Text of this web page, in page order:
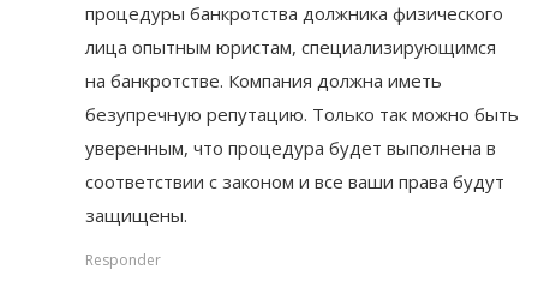
процедуры банкротства должника физического
лица опытным юристам, специализирующимся
на банкротстве. Компания должна иметь
безупречную репутацию. Только так можно быть
уверенным, что процедура будет выполнена в
соответствии с законом и все ваши права будут
защищены.
Responder